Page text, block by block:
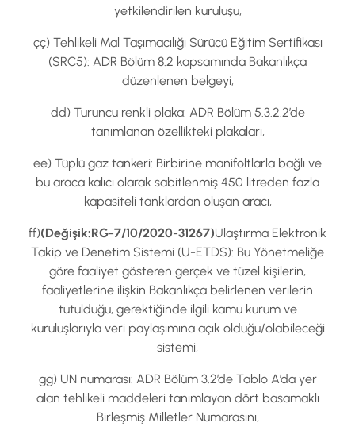
yetkilendirilen kuruluşu,
çç) Tehlikeli Mal Taşımacılığı Sürücü Eğitim Sertifikası
(SRC5): ADR Bölüm 8.2 kapsamında Bakanlıkça
düzenlenen belgeyi,
dd) Turuncu renkli plaka: ADR Bölüm 5.3.2.2’de
tanımlanan özellikteki plakaları,
ee) Tüplü gaz tankeri: Birbirine manifoltlarla bağlı ve
bu araca kalıcı olarak sabitlenmiş 450 litreden fazla
kapasiteli tanklardan oluşan aracı,
ff)(Değişik:RG-7/10/2020-31267)Ulaştırma Elektronik
Takip ve Denetim Sistemi (U-ETDS): Bu Yönetmeliğe
göre faaliyet gösteren gerçek ve tüzel kişilerin,
faaliyetlerine ilişkin Bakanlıkça belirlenen verilerin
tutulduğu, gerektiğinde ilgili kamu kurum ve
kuruluşlarıyla veri paylaşımına açık olduğu/olabileceği
sistemi,
gg) UN numarası: ADR Bölüm 3.2’de Tablo A’da yer
alan tehlikeli maddeleri tanımlayan dört basamaklı
Birleşmiş Milletler Numarasını,